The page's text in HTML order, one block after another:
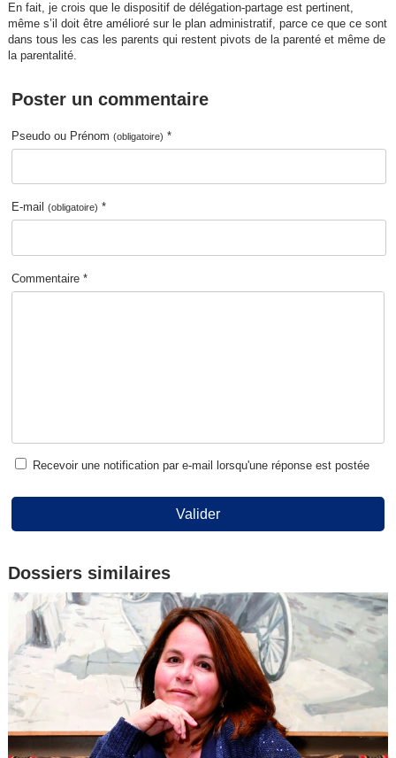
En fait, je crois que le dispositif de délégation-partage est pertinent,
même s’il doit être amélioré sur le plan administratif, parce ce que ce sont
dans tous les cas les parents qui restent pivots de la parenté et même de
la parentalité.
Poster un commentaire
Pseudo ou Prénom(obligatoire) *
E-mail(obligatoire) *
Commentaire *
Recevoir une notification par e-mail lorsqu'une réponse est postée
Valider
Dossiers similaires